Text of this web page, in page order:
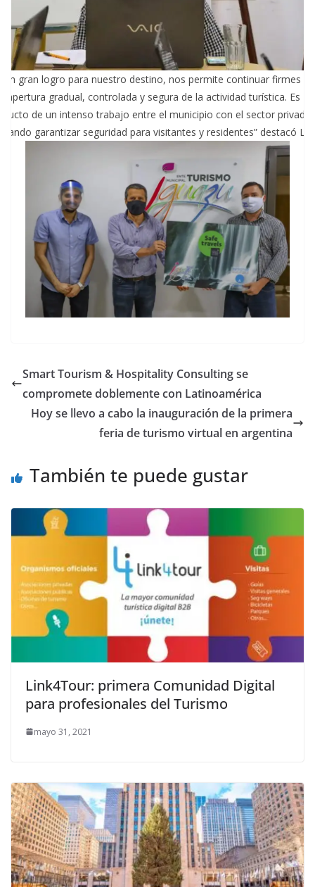
un gran logro para nuestro destino, nos permite continuar firmes
gradual, controlada y segura de la actividad turística. Es
de un intenso trabajo entre el municipio con el sector privado,
garantizar seguridad para visitantes y residentes” destacó
Smart Tourism & Hospitality Consulting se
compromete doblemente con Latinoamérica
Hoy se llevo a cabo la inauguración de la primera
feria de turismo virtual en argentina
También te puede gustar
Link4Tour: primera Comunidad Digital
para profesionales del Turismo
mayo 31, 2021